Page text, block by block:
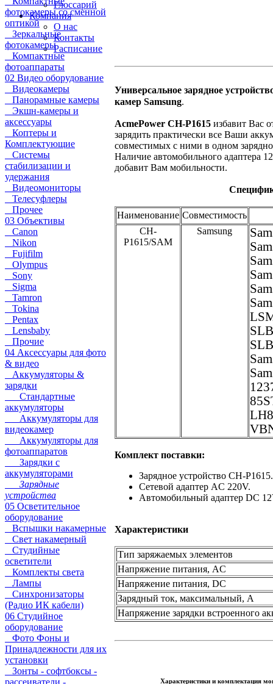
Глоссарий
Компания
О нас
Контакты
Расписание
фотокамеры со сменной
оптикой
Зеркальные
фотокамеры
Компактные
фотоаппараты
02 Видео оборудование
Видеокамеры
Панорамные камеры
Экшн-камеры и
аксессуары
Коптеры и
Комплектующие
Системы
стабилизации и
удержания
Видеомониторы
Телесуфлеры
Прочее
03 Объективы
Canon
Nikon
Fujifilm
Olympus
Sony
Sigma
Tamron
Tokina
Pentax
Lensbaby
Прочие
04 Аксессуары для фото
& видео
Аккумуляторы &
зарядки
Стандартные
аккумуляторы
Аккумуляторы для
видеокамер
Аккумуляторы для
фотоаппаратов
Зарядки с
аккумуляторами
Зарядные
устройства
05 Осветительное
оборудование
Вспышки накамерные
Свет накамерный
Студийные
осветители
Комплекты света
Лампы
Синхронизаторы
(Радио ИК кабели)
06 Студийное
оборудование
Фото Фоны и
Принадлежности для их
установки
Зонты - софтбоксы -
рассеиватели -
Универсальное зарядное
камер Samsung.
AcmePower CH-P1615 избавит Вас
зарядить практически все Ваши
совместимых с ними в одном
Наличие автомобильного адаптера
добавит Вам мобильности.
Наименование Совместимость
CH-
P1615/SAM
Samsung
Комплект поставки:
Зарядное устройство CH-P1615.
Сетевой адаптер AC 220V.
Автомобильный адаптер DC
Характеристики
Тип заряжаемых элементов
Напряжение питания, AC
Напряжение питания, DC
Зарядный ток, максимальный, A
Напряжение зарядки встроенного
Характеристики и комплектация